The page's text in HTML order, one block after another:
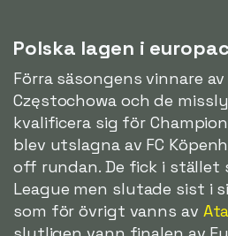
Polska lagen i
Förra säsongens vinnare
Częstochowa och de
kvalificera sig för
blev utslagna av FC
off rundan. De fick i stället
League men slutade sist i
som för övrigt vanns av